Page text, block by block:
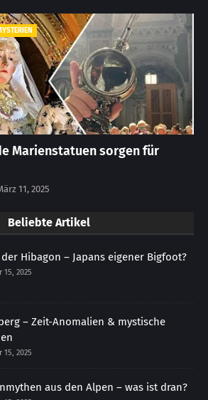
Marienstatuen sorgen für
11, 2025
Beliebte Artikel
Hibagon – Japans eigener Bigfoot?
15, 2025
– Zeit-Anomalien & mystische
15, 2025
aus den Alpen – was ist dran?